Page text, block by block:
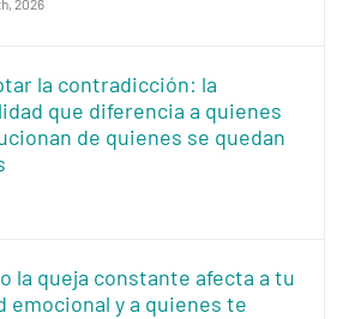
2026
la contradicción: la
que diferencia a quienes
de quienes se quedan
la queja constante afecta a tu
emocional y a quienes te